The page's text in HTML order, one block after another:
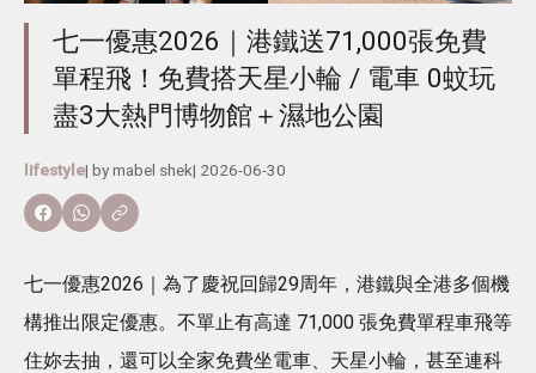
七一優惠2026｜港鐵送71,000張免費
單程飛！免費搭天星小輪 / 電車 0蚊玩
盡3大熱門博物館＋濕地公園
lifestyle| bymabel shek| 2026-06-30
七一優惠2026｜為了慶祝回歸29周年，港鐵與全港多個機
構推出限定優惠。不單止有高達 71,000 張免費單程車飛等
住妳去抽，還可以全家免費坐電車、天星小輪，甚至連科